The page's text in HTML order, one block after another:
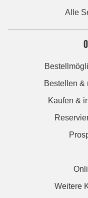
Alle
Bestellen &
Kaufen &
Weitere